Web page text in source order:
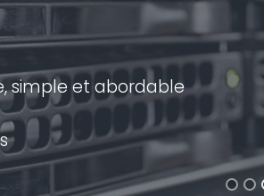
simple et abordable